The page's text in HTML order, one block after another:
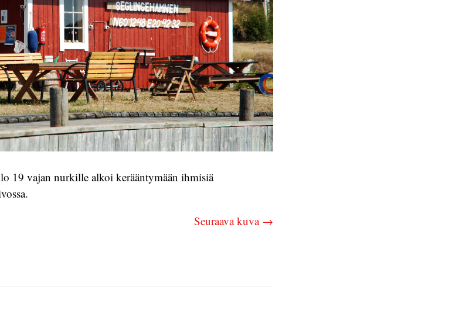
19 vajan nurkille alkoi kerääntymään ihmisiä
Seuraava kuva →